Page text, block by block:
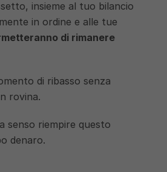
insieme al tuo bilancio
in ordine e alle tue
di rimanere
di ribasso senza
rovina.
senso riempire questo
denaro.